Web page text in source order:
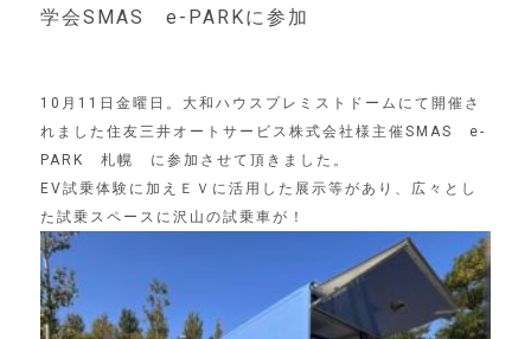
Product
学会SMAS e-PARKに参加
10月11日金曜日。大和ハウスプレミストドームにて開催さ
れました住友三井オートサービス株式会社様主催SMAS e-
PARK 札幌 に参加させて頂きました。
EV試乗体験に加えＥＶに活用した展示等があり、広々とし
た試乗スペースに沢山の試乗車が！